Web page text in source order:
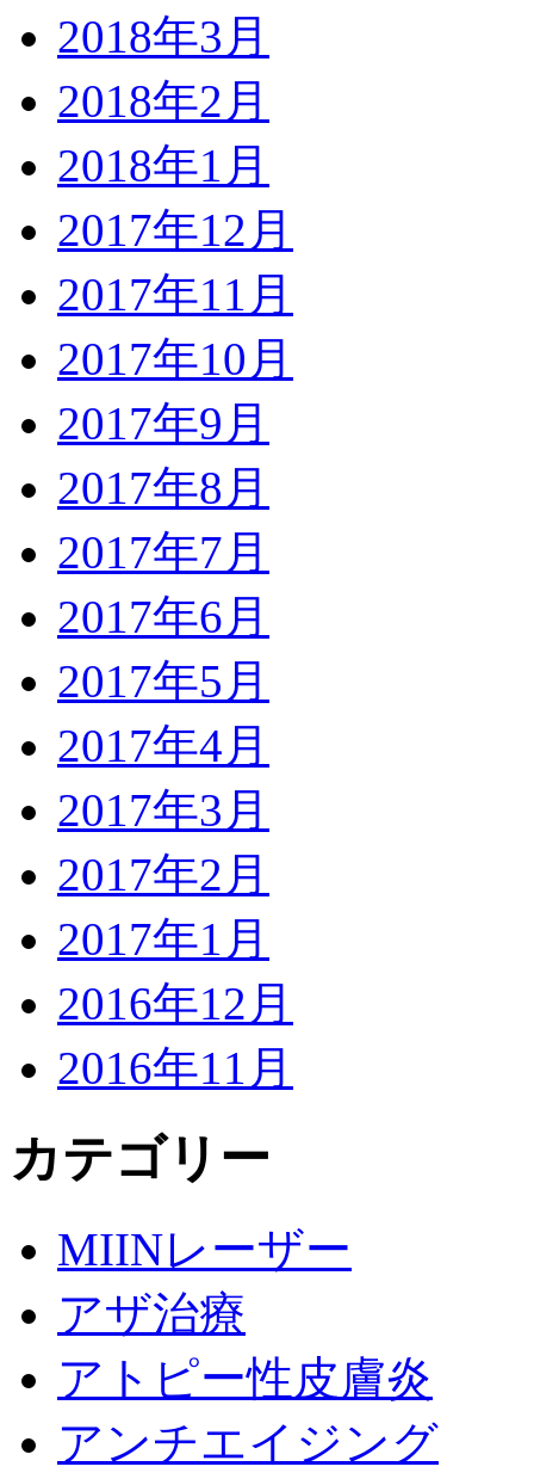
2018年3月
2018年2月
2018年1月
2017年12月
2017年11月
2017年10月
2017年9月
2017年8月
2017年7月
2017年6月
2017年5月
2017年4月
2017年3月
2017年2月
2017年1月
2016年12月
2016年11月
カテゴリー
MIINレーザー
アザ治療
アトピー性皮膚炎
アンチエイジング